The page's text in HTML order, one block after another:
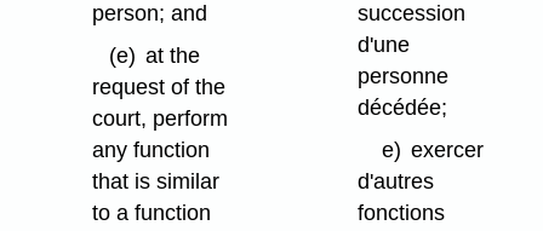
person; and
(e) at the
request of the
court, perform
any function
that is similar
to a function
succession
d'une
personne
décédée;
e) exercer
d'autres
fonctions